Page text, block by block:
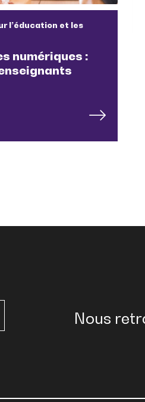
l’éducation et les
numériques :
Nous